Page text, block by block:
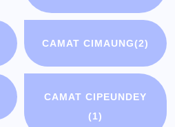
CAMAT CIMAUNG(2)
CAMAT CIPEUNDEY
(1)